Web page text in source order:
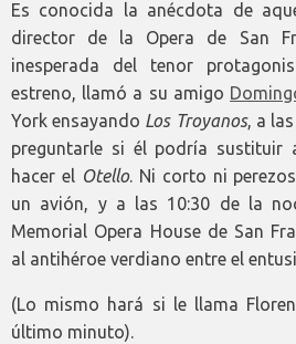
Es conocida la anécdota de
director de la Opera de San
inesperada del tenor
estreno, llamó a su amigo
York ensayando Los Troyanos, a
preguntarle si él podría sustituir
hacer elOtello. Ni corto ni
un avión, y a las 10:30 de la
Memorial Opera House de San
al antihéroe verdiano entre el
(Lo mismo hará si le llama
último minuto).